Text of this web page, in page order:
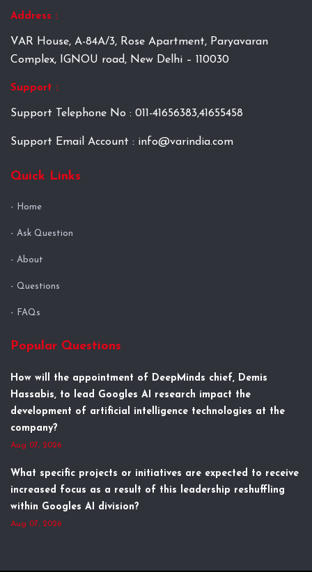
Address :
VAR House, A-84A/3, Rose Apartment, Paryavaran
Complex, IGNOU road, New Delhi – 110030
Support :
Support Telephone No : 011-41656383,41655458
Support Email Account : info@varindia.com
Quick Links
Home
Ask Question
About
Questions
FAQs
Popular Questions
How will the appointment of DeepMinds chief, Demis
Hassabis, to lead Googles AI research impact the
development of artificial intelligence technologies at the
company?
Aug 07, 2026
What specific projects or initiatives are expected to receive
increased focus as a result of this leadership reshuffling
within Googles AI division?
Aug 07, 2026